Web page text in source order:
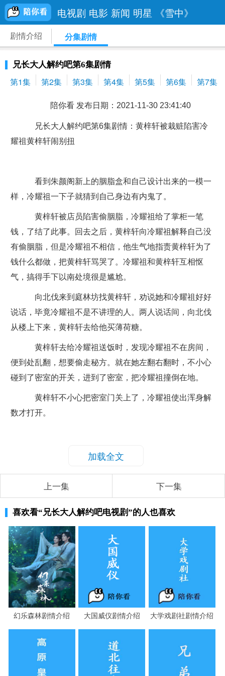
电视剧 电影 新闻 明星 《雪中》
剧情介绍 分集剧情
兄长大人解约吧第6集剧情
第1集 第2集 第3集 第4集 第5集 第6集 第7集
陪你看 发布日期：2021-11-30 23:41:40
兄长大人解约吧第6集剧情：黄梓轩被栽赃陷害冷
耀祖黄梓轩闹别扭
看到朱颜阁新上的胭脂盒和自己设计出来的一模一
样，冷耀祖一下子就猜到自己身边有内鬼了。
黄梓轩被店员陷害偷胭脂，冷耀祖给了掌柜一笔
钱，了结了此事。回去之后，黄梓轩向冷耀祖解释自己没
有偷胭脂，但是冷耀祖不相信，他生气地指责黄梓轩为了
钱什么都做，把黄梓轩骂哭了。冷耀祖和黄梓轩互相怄
气，搞得手下以南处境很是尴尬。
向北伐来到庭林坊找黄梓轩，劝说她和冷耀祖好好
说话，毕竟冷耀祖不是不讲理的人。两人说话间，向北伐
从楼上下来，黄梓轩去给他买薄荷糖。
黄梓轩去给冷耀祖送饭时，发现冷耀祖不在房间，
便到处乱翻，想要偷走秘方。就在她左翻右翻时，不小心
碰到了密室的开关，进到了密室，把冷耀祖撞倒在地。
黄梓轩不小心把密室门关上了，冷耀祖使出浑身解
数才打开。
加载全文
上一集 下一集
喜欢看“兄长大人解约吧电视剧”的人也喜欢
幻乐森林剧情介绍 大国威仪剧情介绍 大学戏剧社剧情介绍